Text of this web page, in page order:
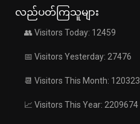
လည်ပတ်ကြသူများ
👥 Visitors Today: 12459
📅 Visitors Yesterday: 27476
📆 Visitors This Month: 120323
📈 Visitors This Year: 2209674